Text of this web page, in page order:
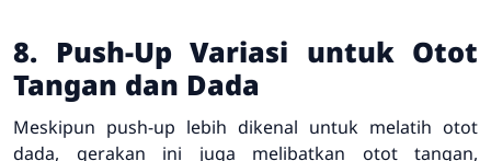
8. Push-Up Variasi untuk Otot
Tangan dan Dada
Meskipun push-up lebih dikenal untuk melatih otot
dada, gerakan ini juga melibatkan otot tangan,